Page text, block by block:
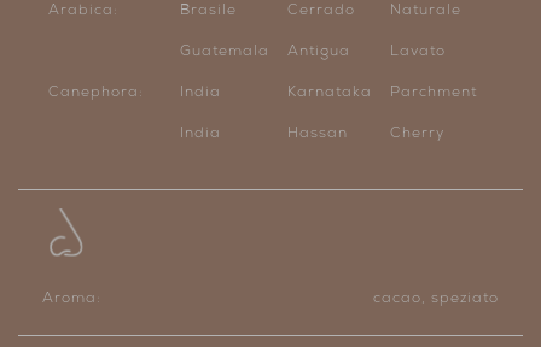
Arabica: Brasile Cerrado Naturale
Guatemala Antigua Lavato
Canephora: India Karnataka Parchment
India Hassan Cherry
Aroma: cacao, speziato